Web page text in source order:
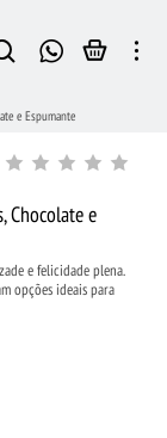
e Espumante
Chocolate e
e felicidade plena.
opções ideais para